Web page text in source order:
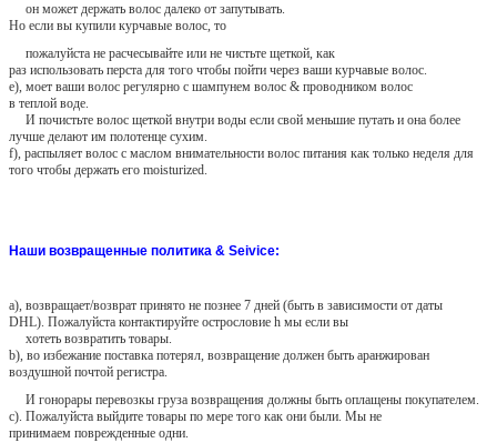
он может держать волос далеко от запутывать.
Но если вы купили курчавые волос, то
пожалуйста не расчесывайте или не чистьте щеткой, как
раз использовать перста для того чтобы пойти через ваши курчавые волос.
e), моет ваши волос регулярно с шампунем волос & проводником волос
в теплой воде.
И почистьте волос щеткой внутри воды если свой меньшие путать и она более
лучше делают им полотенце сухим.
f), распыляет волос с маслом внимательности волос питания как только неделя для
того чтобы держать его moisturized.
Наши возвращенные политика & Seivice:
a), возвращает/возврат принято не познее 7 дней (быть в зависимости от даты
DHL). Пожалуйста контактируйте острословие h мы если вы
хотеть возвратить товары.
b), во избежание поставка потерял, возвращение должен быть аранжирован
воздушной почтой регистра.
И гонорары перевозкы груза возвращения должны быть оплащены покупателем.
c). Пожалуйста выйдите товары по мере того как они были. Мы не
принимаем поврежденные одни.